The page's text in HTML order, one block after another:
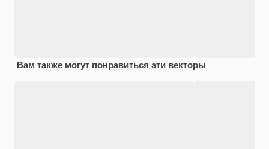
Вам также могут понравиться эти векторы